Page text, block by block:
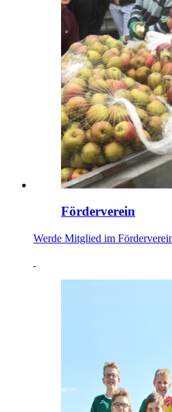
Förderverein
Werde Mitglied im